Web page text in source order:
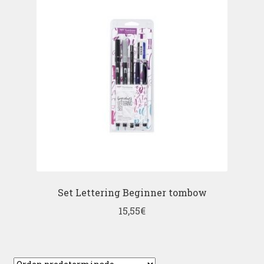
Set Lettering Beginner tombow
15,55€